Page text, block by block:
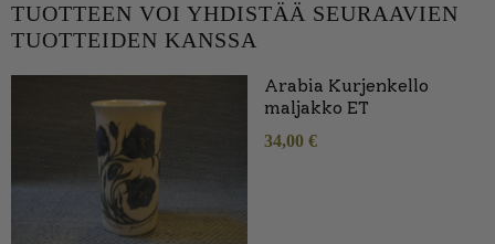
TUOTTEEN VOI YHDISTÄÄ SEURAAVIEN
TUOTTEIDEN KANSSA
Arabia Kurjenkello
maljakko ET
34,00 €